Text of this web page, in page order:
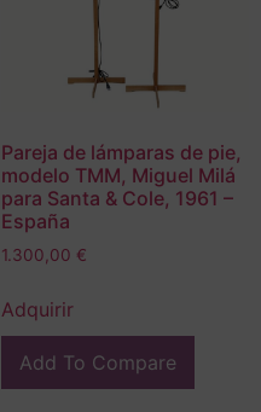
Pareja de lámparas de pie,
modelo TMM, Miguel Milá
para Santa & Cole, 1961 –
España
1.300,00 €
Adquirir
Add To Compare